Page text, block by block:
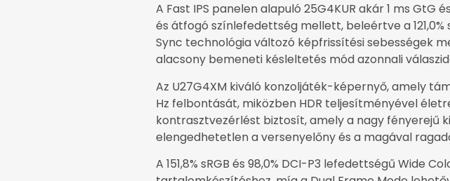
A Fast IPS panelen alapuló 25G4KUR akár 1 ms GtG
és átfogó színlefedettség mellett, beleértve a
Sync technológia változó képfrissítési sebességek
alacsony bemeneti késleltetés mód azonnali
Az U27G4XM kiváló konzoljáték-képernyő, amely
Hz felbontását, miközben HDR teljesítményével
kontrasztvezérlést biztosít, amely a nagy fényerejű
elengedhetetlen a versenyelőny és a magával
A 151,8% sRGB és 98,0% DCI-P3 lefedettségű Wide